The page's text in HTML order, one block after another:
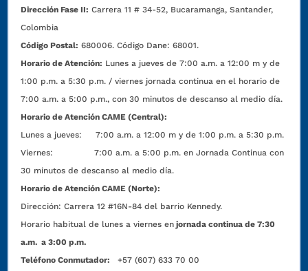
Dirección Fase II: Carrera 11 # 34-52, Bucaramanga, Santander,
Colombia
Código Postal: 680006. Código Dane: 68001.
Horario de Atención: Lunes a jueves de 7:00 a.m. a 12:00 m y de
1:00 p.m. a 5:30 p.m. / viernes jornada continua en el horario de
7:00 a.m. a 5:00 p.m., con 30 minutos de descanso al medio día.
Horario de Atención CAME (Central):
Lunes a jueves: 7:00 a.m. a 12:00 m y de 1:00 p.m. a 5:30 p.m.
Viernes: 7:00 a.m. a 5:00 p.m. en Jornada Continua con
30 minutos de descanso al medio día.
Horario de Atención CAME (Norte):
Dirección:Carrera 12 #16N-84 del barrio Kennedy.
Horario habitual de lunes a viernes en jornada continua de 7:30
a.m. a 3:00 p.m.
Teléfono Conmutador:
+57 (607) 633 70 00